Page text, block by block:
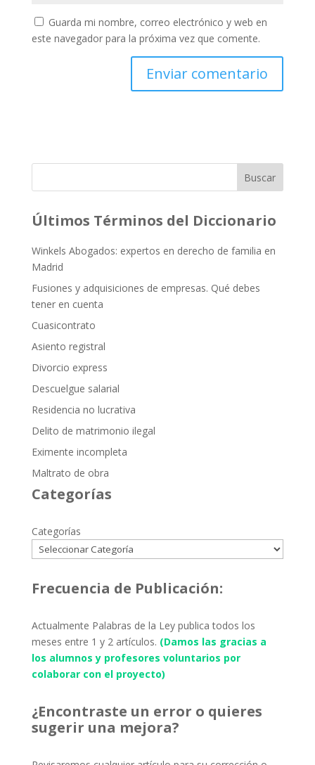
Guarda mi nombre, correo electrónico y web en
este navegador para la próxima vez que comente.
Buscar
Últimos Términos del Diccionario
Winkels Abogados: expertos en derecho de familia en
Madrid
Fusiones y adquisiciones de empresas. Qué debes
tener en cuenta
Cuasicontrato
Asiento registral
Divorcio express
Descuelgue salarial
Residencia no lucrativa
Delito de matrimonio ilegal
Eximente incompleta
Maltrato de obra
Categorías
Categorías
Frecuencia de Publicación:
Actualmente Palabras de la Ley publica todos los
meses entre 1 y 2 artículos. (Damos las gracias a
los alumnos y profesores voluntarios por
colaborar con el proyecto)
¿Encontraste un error o quieres
sugerir una mejora?